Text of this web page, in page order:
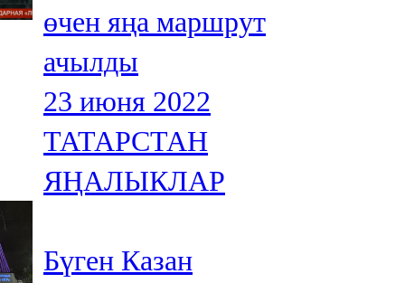
өчен яңа маршрут
ачылды
23 июня 2022
ТАТАРСТАН
ЯҢАЛЫКЛАР
Бүген Казан